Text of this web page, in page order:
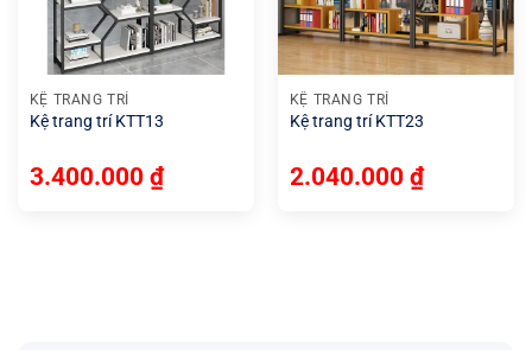
KỆ TRANG TRÍ
Kệ trang trí KTT13
3.400.000 ₫
KỆ TRANG TRÍ
Kệ trang trí KTT23
2.040.000 ₫